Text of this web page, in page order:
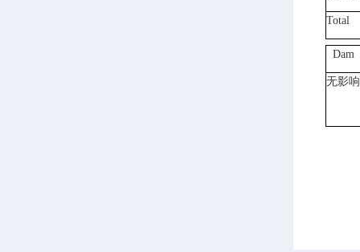
Total
Dam
无影响